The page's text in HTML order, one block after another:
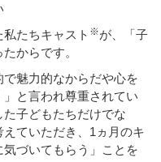
たちキャスト ※が、「子
からです。
魅力的なからだや心を
と言われ尊重されてい
子どもたちだけでな
ていただき、1ヵ月のキ
づいてもらう」ことを